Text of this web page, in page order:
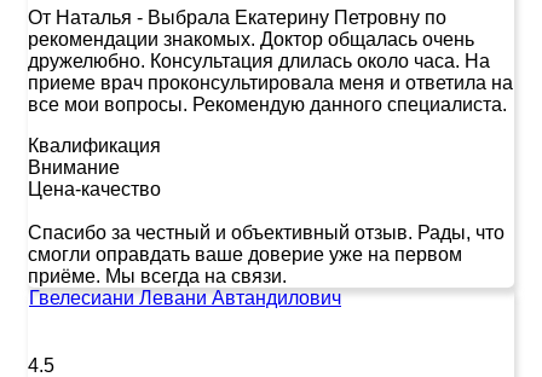
От Наталья - Выбрала Екатерину Петровну по
рекомендации знакомых. Доктор общалась очень
дружелюбно. Консультация длилась около часа. На
приеме врач проконсультировала меня и ответила на
все мои вопросы. Рекомендую данного специалиста.
Квалификация
Внимание
Цена-качество
Спасибо за честный и объективный отзыв. Рады, что
смогли оправдать ваше доверие уже на первом
приёме. Мы всегда на связи.
Гвелесиани Левани Автандилович
4.5